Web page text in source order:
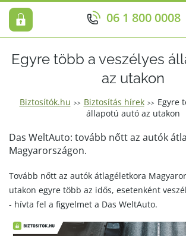
06 1 800 0008
Egyre több a veszélyes
az utakon
Biztosítók.hu >> Biztosítás hírek >> Egyre
állapotú autó az utakon
Das WeltAuto: tovább nőtt az autók
Magyarországon.
Tovább nőtt az autók átlagéletkora
utakon egyre több az idős, esetenként
- hívta fel a figyelmet a Das WeltAuto.